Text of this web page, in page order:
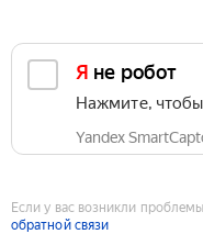
Я не робот
Нажмите,
Yandex
Если у вас возникли
обратной связи